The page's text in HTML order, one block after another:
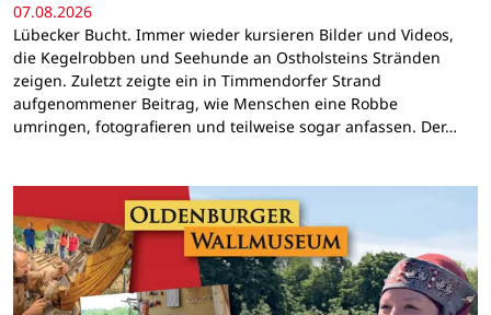
07.08.2026
Lübecker Bucht. Immer wieder kursieren Bilder und Videos,
die Kegelrobben und Seehunde an Ostholsteins Stränden
zeigen. Zuletzt zeigte ein in Timmendorfer Strand
aufgenommener Beitrag, wie Menschen eine Robbe
umringen, fotografieren und teilweise sogar anfassen. Der…